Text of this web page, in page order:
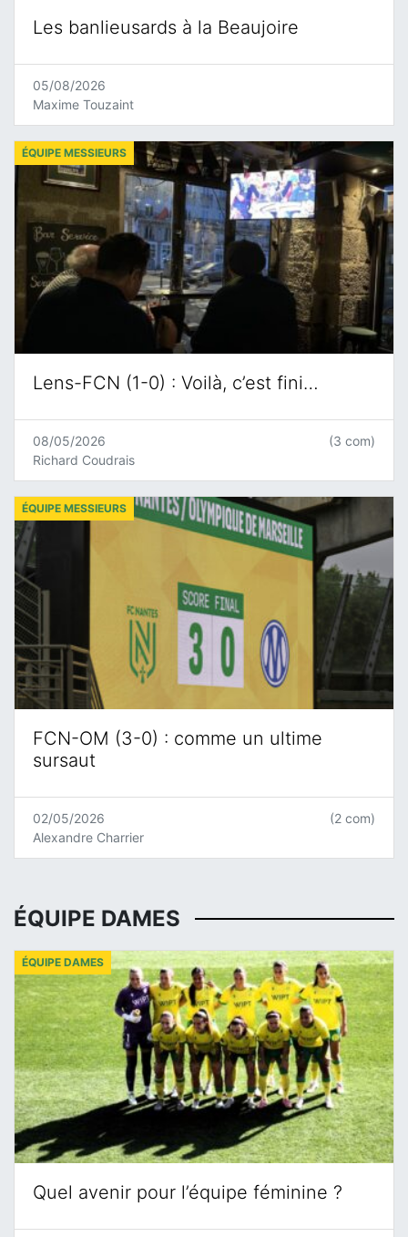
Les banlieusards à la Beaujoire
05/08/2026
Maxime Touzaint
Lens-FCN (1-0) : Voilà, c’est fini…
ÉQUIPE MESSIEURS
08/05/2026
Richard Coudrais
(3 com)
FCN-OM (3-0) : comme un ultime
sursaut
ÉQUIPE MESSIEURS
02/05/2026
Alexandre Charrier
(2 com)
ÉQUIPE DAMES
Quel avenir pour l’équipe féminine ?
ÉQUIPE DAMES